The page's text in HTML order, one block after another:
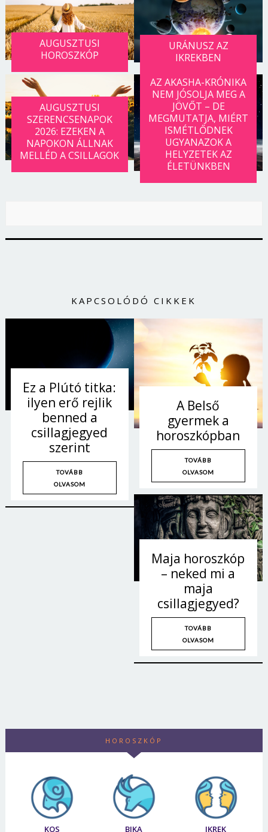
AUGUSZTUSI
HOROSZKÓP
URÁNUSZ AZ
IKREKBEN
AUGUSZTUSI
SZERENCSENAPOK
2026: EZEKEN A
NAPOKON ÁLLNAK
MELLÉD A CSILLAGOK
AZ AKASHA-KRÓNIKA
NEM JÓSOLJA MEG A
JÖVŐT – DE
MEGMUTATJA, MIÉRT
ISMÉTLŐDNEK
UGYANAZOK A
HELYZETEK AZ
ÉLETÜNKBEN
KAPCSOLÓDÓ CIKKEK
Ez a Plútó titka:
ilyen erő rejlik
benned a
csillagjegyed
szerint
TOVÁBB
OLVASOM
A Belső
gyermek a
horoszkópban
TOVÁBB
OLVASOM
Maja horoszkóp
– neked mi a
maja
csillagjegyed?
TOVÁBB
OLVASOM
HOROSZKÓP
KOS BIKA IKREK
Borsonline bejelentkezés
E-mail cím vagy felhasználónév